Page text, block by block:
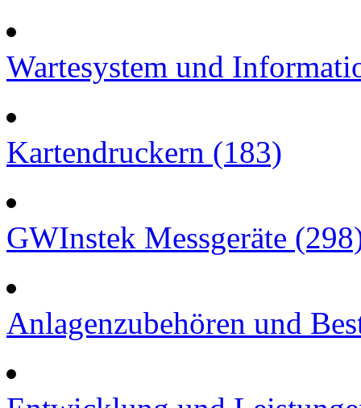
Wartesystem und
Kartendruckern (183)
GWInstek Messgeräte
Anlagenzubehören und